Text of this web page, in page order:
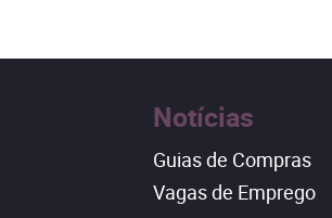
Notícias
Guias de Compras
Vagas de Emprego